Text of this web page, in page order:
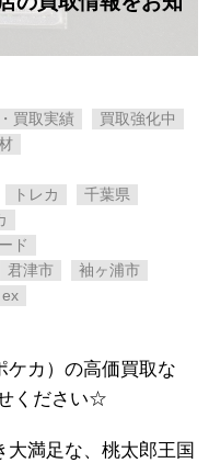
買取実績
買取強化中
トレカ
千葉県
ド
君津市
袖ヶ浦市
カ）の高価買取な
ください☆
満足な、桃太郎王国